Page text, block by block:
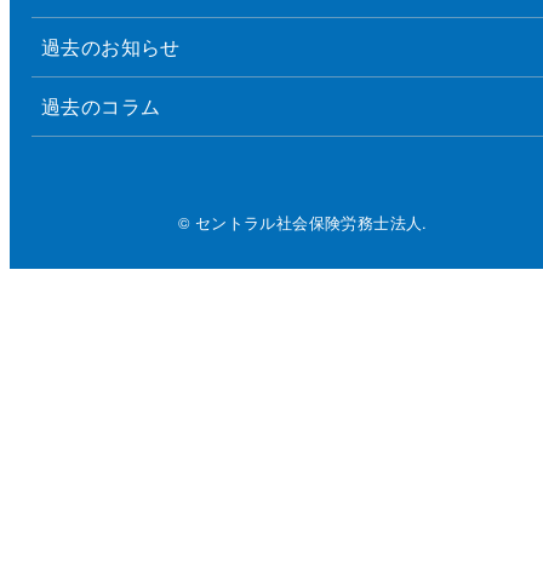
過去のお知らせ
過去のコラム
© セントラル社会保険労務士法人.